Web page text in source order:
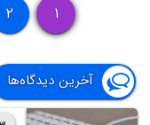
۱ ۲
آخرین دیدگاه‌ها